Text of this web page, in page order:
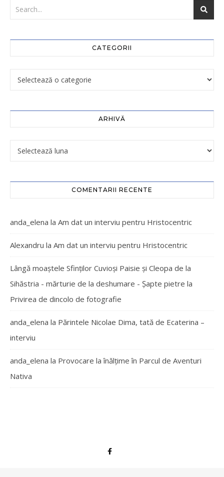
CATEGORII
ARHIVĂ
COMENTARII RECENTE
anda_elena la Am dat un interviu pentru Hristocentric
Alexandru la Am dat un interviu pentru Hristocentric
Lângă moaștele Sfinților Cuvioși Paisie și Cleopa de la
Sihăstria - mărturie de la deshumare - Şapte pietre la
Privirea de dincolo de fotografie
anda_elena la Părintele Nicolae Dima, tată de Ecaterina –
interviu
anda_elena la Provocare la înălțime în Parcul de Aventuri
Nativa